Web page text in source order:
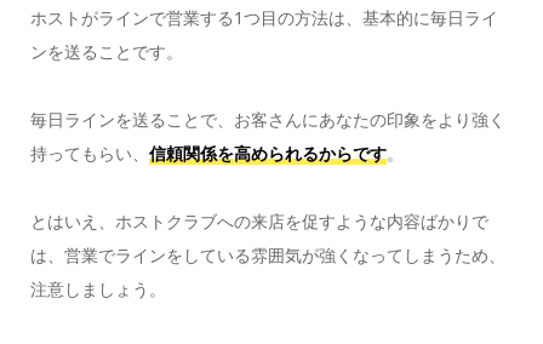
ホストがラインで営業する1つ目の方法は、基本的に毎日ライ
ンを送ることです。
毎日ラインを送ることで、お客さんにあなたの印象をより強く
持ってもらい、 信頼関係を高められるからです。
とはいえ、ホストクラブへの来店を促すような内容ばかりで
は、営業でラインをしている雰囲気が強くなってしまうため、
注意しましょう。